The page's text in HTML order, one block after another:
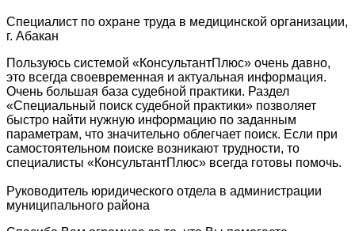
Специалист по охране труда в медицинской организации,
г. Абакан
Пользуюсь системой «КонсультантПлюс» очень давно,
это всегда своевременная и актуальная информация.
Очень большая база судебной практики. Раздел
«Специальный поиск судебной практики» позволяет
быстро найти нужную информацию по заданным
параметрам, что значительно облегчает поиск. Если при
самостоятельном поиске возникают трудности, то
специалисты «КонсультантПлюс» всегда готовы помочь.
Руководитель юридического отдела в администрации
муниципального района